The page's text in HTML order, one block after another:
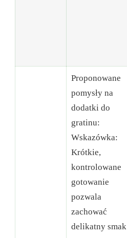
Proponowane
pomysły na
dodatki do
gratinu:
Wskazówka:
Krótkie,
kontrolowane
gotowanie
pozwala
zachować
delikatny smak